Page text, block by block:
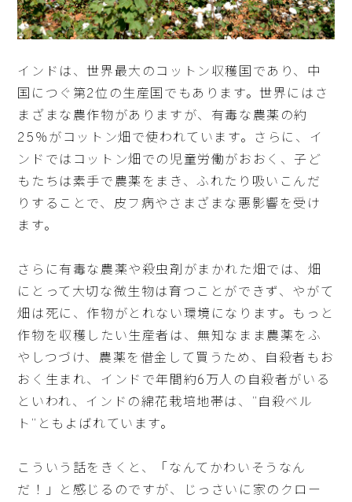
インドは、世界最大のコットン収穫国であり、中
国につぐ第2位の生産国でもあります。世界にはさ
まざまな農作物がありますが、有毒な農薬の約
25％がコットン畑で使われています。さらに、イ
ンドではコットン畑での児童労働がおおく、子ど
もたちは素手で農薬をまき、ふれたり吸いこんだ
りすることで、皮フ病やさまざまな悪影響を受け
ます。
さらに有毒な農薬や殺虫剤がまかれた畑では、畑
にとって大切な微生物は育つことができず、やがて
畑は死に、作物がとれない環境になります。もっと
作物を収穫したい生産者は、無知なまま農薬をふ
やしつづけ、農薬を借金して買うため、自殺者もお
おく生まれ、インドで年間約6万人の自殺者がいる
といわれ、インドの綿花栽培地帯は、”自殺ベル
ト”ともよばれています。
こういう話をきくと、「なんてかわいそうなん
だ！」と感じるのですが、じっさいに家のクロー